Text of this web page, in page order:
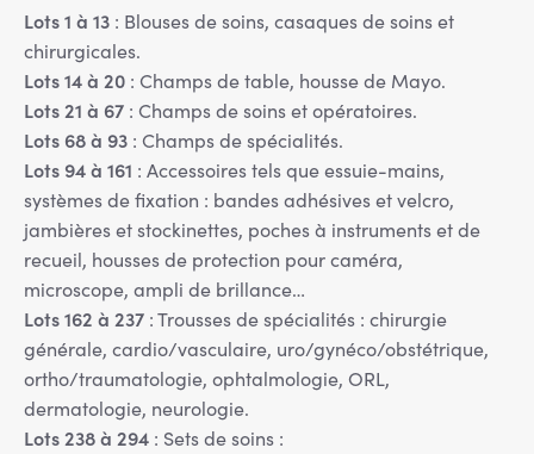
Lots 1 à 13 : Blouses de soins, casaques de soins et
chirurgicales.
Lots 14 à 20 : Champs de table, housse de Mayo.
Lots 21 à 67 : Champs de soins et opératoires.
Lots 68 à 93 : Champs de spécialités.
Lots 94 à 161 : Accessoires tels que essuie-mains,
systèmes de fixation : bandes adhésives et velcro,
jambières et stockinettes, poches à instruments et de
recueil, housses de protection pour caméra,
microscope, ampli de brillance…
Lots 162 à 237 : Trousses de spécialités : chirurgie
générale, cardio/vasculaire, uro/gynéco/obstétrique,
ortho/traumatologie, ophtalmologie, ORL,
dermatologie, neurologie.
Lots 238 à 294 : Sets de soins :